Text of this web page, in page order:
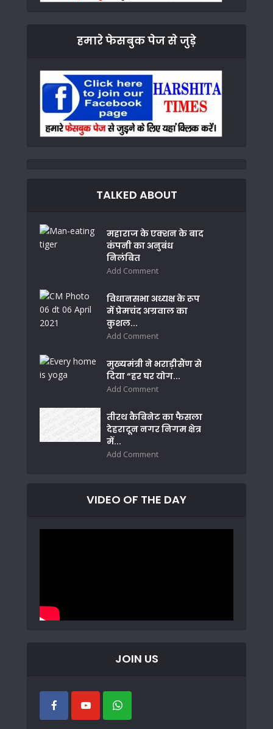
हमारे फेसबुक पेज से जुड़े
TALKED ABOUT
महाराज के एक्शन के बाद
कंपनी का अनुबंध
निलंबित
Add Comment
विधानसभा अध्यक्ष के रूप
में प्रेमचंद अग्रवाल का
कुशल...
Add Comment
मुख्यमंत्री ने भराड़ीसैंण से
दिया “हर घर योग...
Add Comment
तीरथ कैबिनेट का फैसला
देहरादून नगर निगम क्षेत्र
में...
Add Comment
VIDEO OF THE DAY
JOIN US